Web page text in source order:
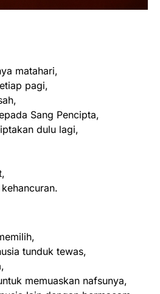
matahari,
pagi,
Sang Pencipta,
dulu lagi,
tunduk tewas,
memuaskan nafsunya,